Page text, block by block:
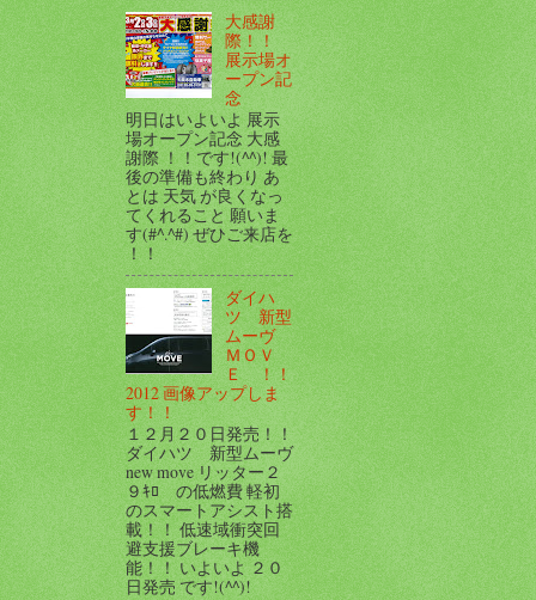
大感謝
際！！
展示場オ
ープン記
念
明日はいよいよ 展示
場オープン記念 大感
謝際 ！！です!(^^)! 最
後の準備も終わり あ
とは 天気 が良くなっ
てくれること 願いま
す(#^.^#) ぜひご来店を
！！
ダイハ
ツ 新型
ムーヴ
ＭＯＶ
Ｅ ！！
2012 画像アップしま
す！！
１２月２０日発売！！
ダイハツ 新型ムーヴ
new move リッター２
９ｷﾛ の低燃費 軽初
のスマートアシスト搭
載！！ 低速域衝突回
避支援ブレーキ機
能！！ いよいよ ２０
日発売 です!(^^)!